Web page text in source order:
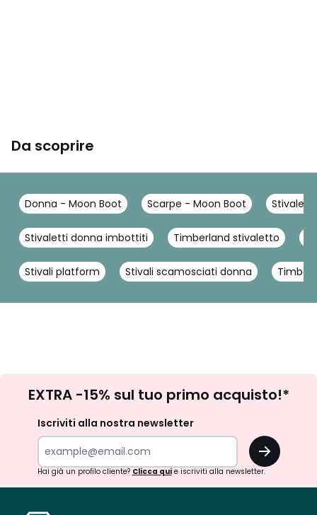
Da scoprire
Donna - Moon Boot Scarpe - Moon Boot
Stivaletti donna imbottiti Timberland stivaletto
Stivali platform Stivali scamosciati donna
newsletter
EXTRA -15% sul tuo primo acquisto!*
Iscriviti alla nostra newsletter
OK
Hai già un profilo cliente? Clicca quie iscriviti alla newsletter.